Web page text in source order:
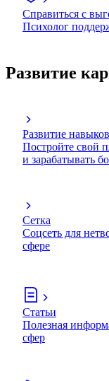
Справиться с
Психолог
Развитие
Развитие
Постройте свой
и зарабатывать
Сетка
Соцсеть для
сфере
Статьи
Полезная
сфер